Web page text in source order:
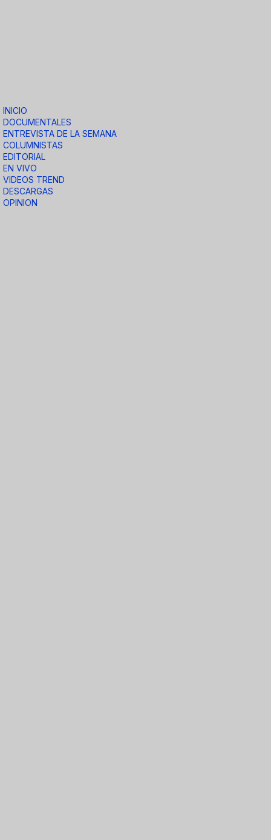
INICIO
DOCUMENTALES
ENTREVISTA DE LA SEMANA
COLUMNISTAS
EDITORIAL
EN VIVO
VIDEOS TREND
DESCARGAS
OPINION